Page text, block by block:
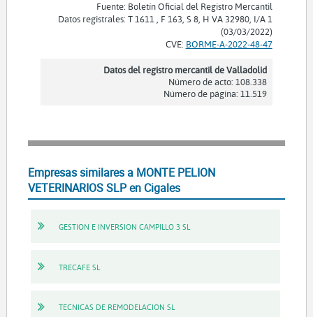
Fuente: Boletín Oficial del Registro Mercantil
Datos registrales: T 1611 , F 163, S 8, H VA 32980, I/A 1
(03/03/2022)
CVE: BORME-A-2022-48-47
Datos del registro mercantil de Valladolid
Número de acto: 108.338
Número de página: 11.519
Empresas similares a MONTE PELION
VETERINARIOS SLP en Cigales
GESTION E INVERSION CAMPILLO 3 SL
TRECAFE SL
TECNICAS DE REMODELACION SL